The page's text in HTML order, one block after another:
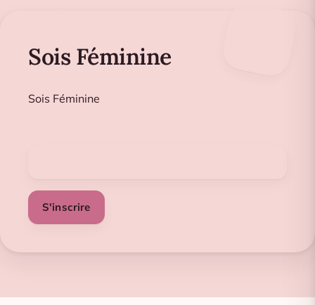
Sois Féminine
Sois Féminine
S'inscrire